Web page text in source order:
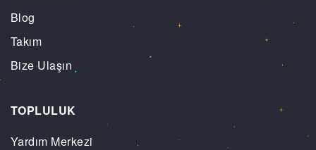
Blog
Takım
Bize Ulaşın
TOPLULUK
Yardım Merkezi